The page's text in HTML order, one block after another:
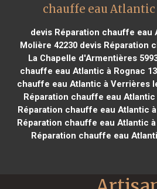
chauffe eau
devis Réparation chauffe eau
Molière 42230devis Réparation
La Chapelle d'Armentières
chauffe eau Atlantic à Rognac
chauffe eau Atlantic à Verrières
Réparation chauffe eau Atlantic
Réparation chauffe eau Atlantic
Réparation chauffe eau Atlantic à
Réparation chauffe eau